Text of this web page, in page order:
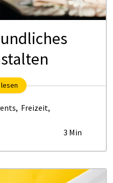
, Freizeit,
3 Min